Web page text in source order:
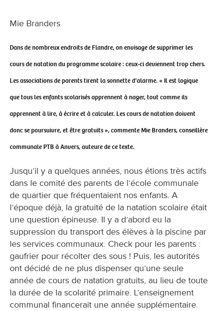
Mie Branders
Dans de nombreux endroits de Flandre, on envisage de supprimer les
cours de natation du programme scolaire : ceux-ci deviennent trop chers.
Les associations de parents tirent la sonnette d’alarme. « Il est logique
que tous les enfants scolarisés apprennent à nager, tout comme ils
apprennent à lire, à écrire et à calculer. Les cours de natation doivent
donc se poursuivre, et être gratuits », commente Mie Branders, conseillère
communale PTB à Anvers, auteure de ce texte.
Jusqu’il y a quelques années, nous étions très actifs
dans le comité des parents de l’école communale
de quartier que fréquentaient nos enfants. A
l’époque déjà, la gratuité de la natation scolaire était
une question épineuse. Il y a d’abord eu la
suppression du transport des élèves à la piscine par
les services communaux. Check pour les parents :
gaufrier pour récolter des sous ! Puis, les autorités
ont décidé de ne plus dispenser qu’une seule
année de cours de natation gratuits, au lieu de toute
la durée de la scolarité primaire. L’enseignement
communal financerait une année supplémentaire.